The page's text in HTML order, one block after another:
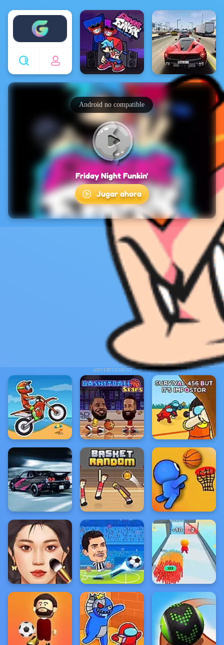
Enjoy4fun
ADVERTISEMENT
Android no compatible
Friday Night Funkin'
Jugar ahora